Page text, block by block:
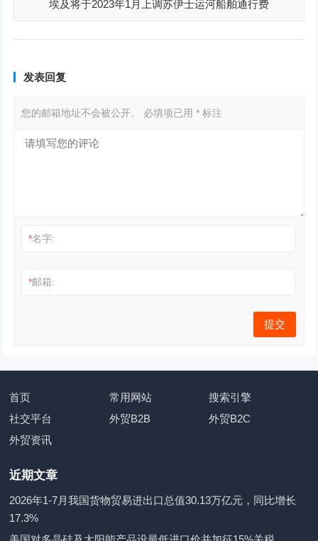
埃及将于2023年1月上调苏伊士运河船舶通行费
发表回复
您的邮箱地址不会被公开。 必填项已用* 标注
*名字:
*邮箱:
首页 常用网站
搜索引擎
社交平台
外贸B2B
外贸B2C
外贸资讯
近期文章
2026年1-7月我国货物贸易进出口总值30.13万亿元，同比增长
17.3%